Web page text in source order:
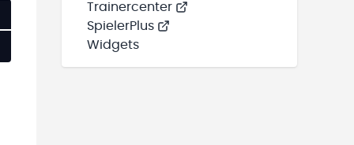
Trainercenter
SpielerPlus
Widgets